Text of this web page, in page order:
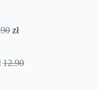
zł
12.90